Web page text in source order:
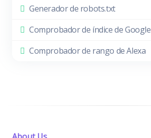
Generador de robots.txt
Comprobador de índice de Google
Comprobador de rango de Alexa